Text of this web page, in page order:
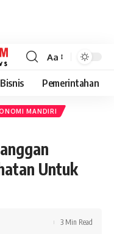
Aa
Pemerintahan
MANDIRI
Untuk
3 Min Read